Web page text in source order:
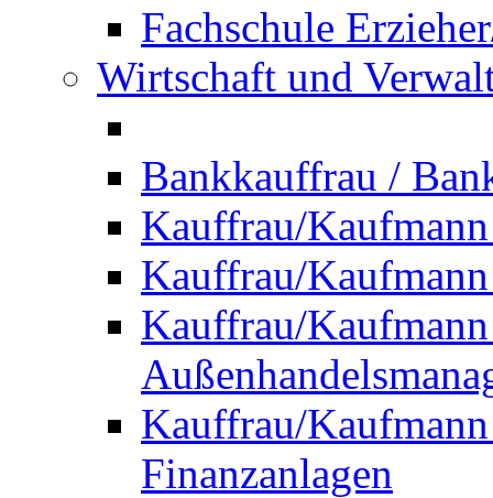
Fachschule
Wirtschaft und
Bankkauffrau /
Kauffrau/
Kauffrau/
Kauffrau/
Kauffrau/
Finanzanlagen